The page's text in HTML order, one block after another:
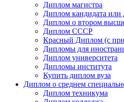
Диплом магистра
Диплом кандидата или
Диплом о втором
Диплом СССР
Красный Диплом (с
Дипломы для
Диплом университета
Дипломы института
Купить диплом вуза
Диплом о среднем
Диплом техникума